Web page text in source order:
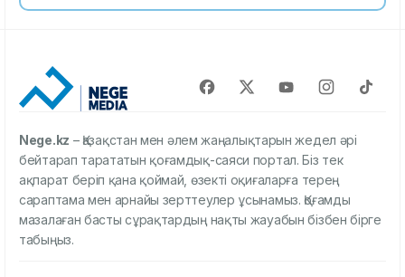
Nege.kz – Қазақстан мен әлем жаңалықтарын жедел әрі
бейтарап тарататын қоғамдық-саяси портал. Біз тек
ақпарат беріп қана қоймай, өзекті оқиғаларға терең
сараптама мен арнайы зерттеулер ұсынамыз. Қоғамды
мазалаған басты сұрақтардың нақты жауабын бізбен бірге
табыңыз.